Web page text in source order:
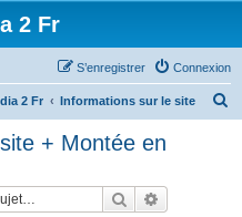
2 Fr
Connexion
S’enregistrer
2 Fr Informations sur le site
+ Montée en
Rechercher